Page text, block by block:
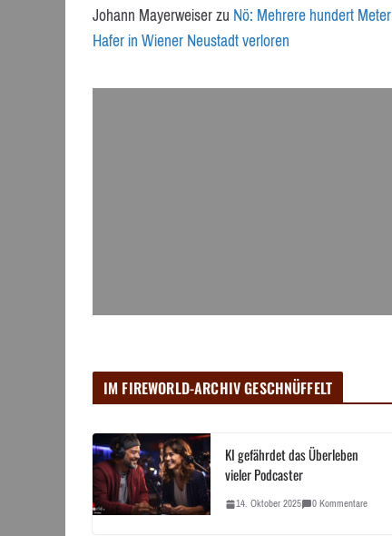
Johann MayerweiserzuNö: Mehrere hundert Meter
Hafer in Wiener Neustadt verloren
IM FIREWORLD-ARCHIV GESCHNÜFFELT
KI gefährdet das Überleben
vieler Podcaster
14. Oktober 2025 0 Kommentare